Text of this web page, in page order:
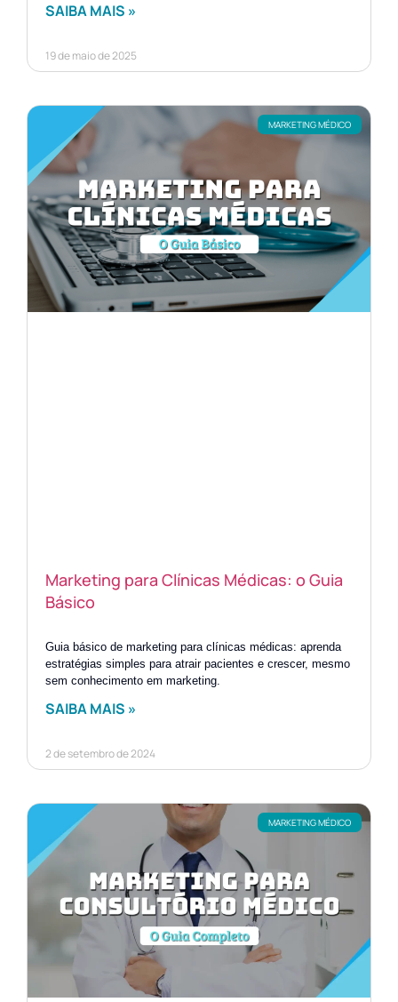
SAIBA MAIS »
19 de maio de 2025
MARKETING MÉDICO
Marketing para Clínicas Médicas: o Guia
Básico
Guia básico de marketing para clínicas médicas: aprenda
estratégias simples para atrair pacientes e crescer, mesmo
sem conhecimento em marketing.
SAIBA MAIS »
2 de setembro de 2024
MARKETING MÉDICO